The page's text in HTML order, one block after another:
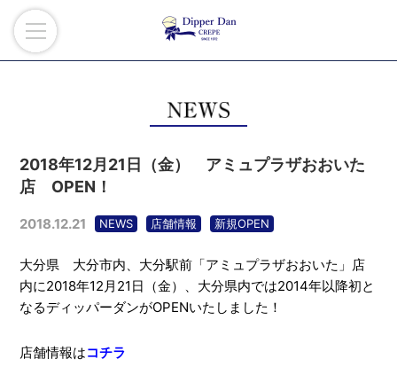
2018年12月21日（金） アミュプラザおおいた
店 OPEN！
2018.12.21 NEWS 店舗情報 新規OPEN
大分県 大分市内、大分駅前「アミュプラザおおいた」店
内に2018年12月21日（金）、大分県内では2014年以降初と
なるディッパーダンがOPENいたしました！
店舗情報はコチラ